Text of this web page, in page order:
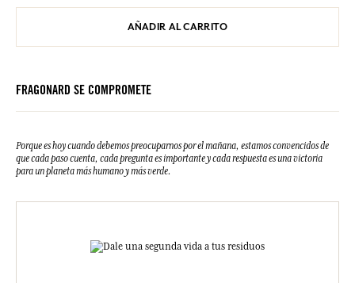
AÑADIR AL CARRITO
FRAGONARD SE COMPROMETE
Porque es hoy cuando debemos preocuparnos por el mañana, estamos convencidos de
que cada paso cuenta, cada pregunta es importante y cada respuesta es una victoria
para un planeta más humano y más verde.